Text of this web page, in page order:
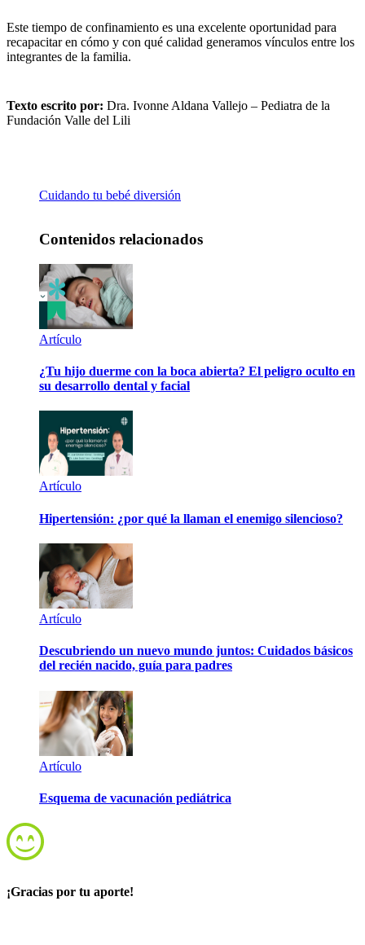
Este tiempo de confinamiento es una excelente oportunidad para
recapacitar en cómo y con qué calidad generamos vínculos entre los
integrantes de la familia.
Texto escrito por: Dra. Ivonne Aldana Vallejo – Pediatra de la
Fundación Valle del Lili
Cuidando tu bebé diversión
Contenidos relacionados
Artículo
¿Tu hijo duerme con la boca abierta? El peligro oculto en
su desarrollo dental y facial
Artículo
Hipertensión: ¿por qué la llaman el enemigo silencioso?
Artículo
Descubriendo un nuevo mundo juntos: Cuidados básicos
del recién nacido, guía para padres
Artículo
Esquema de vacunación pediátrica
¡Gracias por tu aporte!